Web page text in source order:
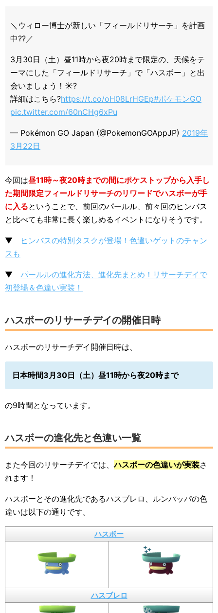
＼ウィロー博士が新しい「フィールドリサーチ」を計画
中??／
3月30日（土）昼11時から夜20時まで限定の、天候をテ
ーマにした「フィールドリサーチ」で「ハスボー」と出
会いましょう！☀️?️
詳細はこちら?https://t.co/oH08LrHGEp#ポケモンGO
pic.twitter.com/60nCHg6xPu
— Pokémon GO Japan (@PokemonGOAppJP) 2019年
3月22日
今回は昼11時～夜20時までの間にポケストップから入手し
た期間限定フィールドリサーチのリワードでハスボーが手
に入るということで、前回のパールル、前々回のヒンバス
と比べても非常に長く楽しめるイベントになりそうです。
▼
ヒンバスの特別タスクが登場！色違いゲットのチャン
スも
▼ パールルの進化方法、進化先まとめ！リサーチデイで
初登場＆色違い実装！
ハスボーのリサーチデイの開催日時
ハスボーのリサーチデイ開催日時は、
日本時間3月30日（土）昼11時から夜20時まで
の9時間となっています。
ハスボーの進化先と色違い一覧
また今回のリサーチデイでは、ハスボーの色違いが実装さ
れます！
ハスボーとその進化先であるハスブレロ、ルンパッパの色
違いは以下の通りです。
ハスボー
ハスブレロ